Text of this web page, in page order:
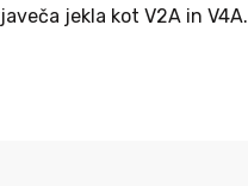
jekla kot V2A in V4A.